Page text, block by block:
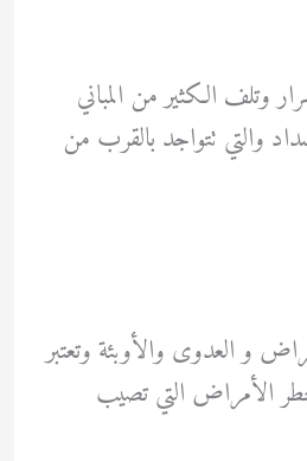
وتلف الكثير من المباني
والتي تتواجد بالقرب من
و العدوى والأوبئة وتعتبر
الأمراض التي تصيب